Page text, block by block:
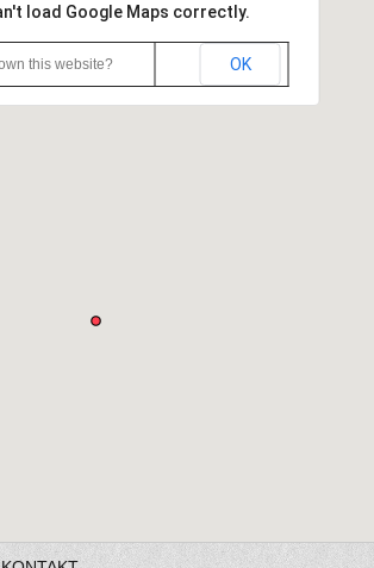
load Google Maps correctly.
this website? OK